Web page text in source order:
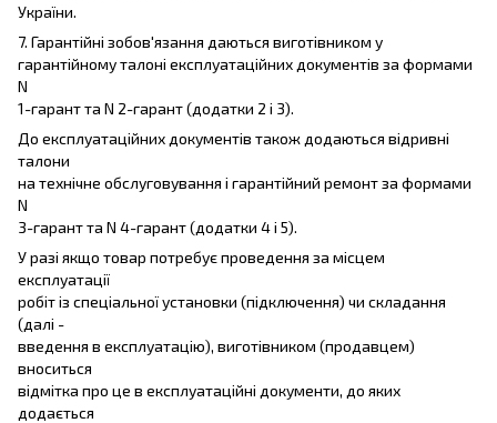
України.
7. Гарантійні зобов'язання даються виготівником у
гарантійному талоні експлуатаційних документів за формами
N
1-гарант та N 2-гарант (додатки 2 і 3).
До експлуатаційних документів також додаються відривні
талони
на технічне обслуговування і гарантійний ремонт за формами
N
3-гарант та N 4-гарант (додатки 4 і 5).
У разі якщо товар потребує проведення за місцем
експлуатації
робіт із спеціальної установки (підключення) чи складання
(далі -
введення в експлуатацію), виготівником (продавцем)
вноситься
відмітка про це в експлуатаційні документи, до яких
додається